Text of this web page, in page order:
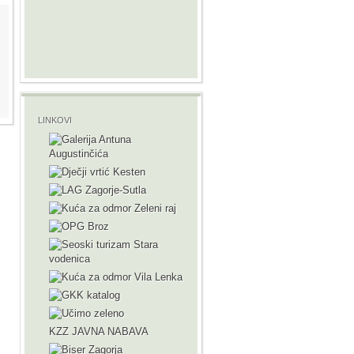
LINKOVI
KZZ JAVNA NABAVA